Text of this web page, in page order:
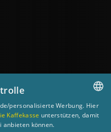
GERMAN
personalisierte Werbung. Hier
Kaffekasse unterstützen, damit
anbieten können.